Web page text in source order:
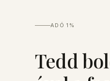
ADÓ 1%
Tedd